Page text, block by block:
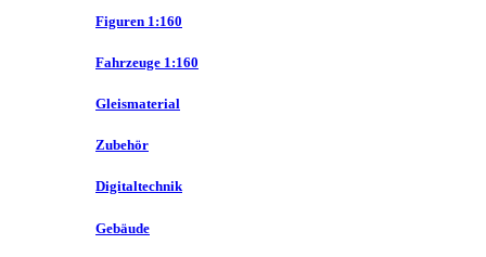
Figuren 1:160
Fahrzeuge 1:160
Gleismaterial
Zubehör
Digitaltechnik
Gebäude